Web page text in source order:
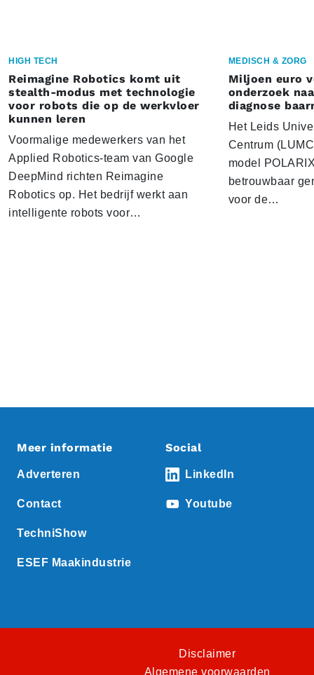
HIGH TECH
Reimagine Robotics komt uit
stealth-modus met technologie
voor robots die op de werkvloer
kunnen leren
Voormalige medewerkers van het
Applied Robotics-team van Google
DeepMind richten Reimagine
Robotics op. Het bedrijf werkt aan
intelligente robots voor…
MEDISCH & ZORG
Miljoen euro
onderzoek
diagnose
Het Leids
Centrum
model
betrouwbaar
voor de…
Meer informatie
Adverteren
Contact
TechniShow
ESEF Maakindustrie
Social
LinkedIn
Youtube
Disclaimer
Algemene voorwaarden